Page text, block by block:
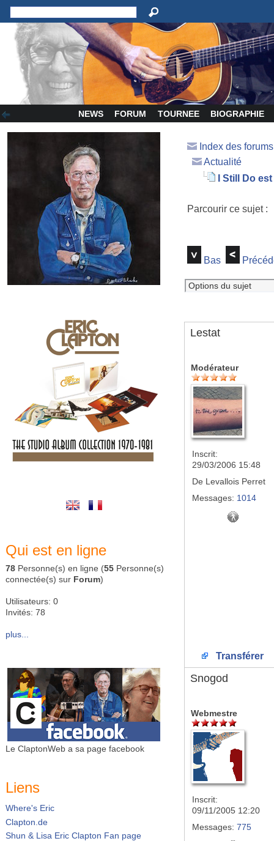
NEWS FORUM TOURNEE BIOGRAPHIE
Qui est en ligne
78 Personne(s) en ligne (55 Personne(s)
connectée(s) sur Forum)
Utilisateurs: 0
Invités: 78
plus...
Le ClaptonWeb a sa page facebook
Liens
Where's Eric
Clapton.de
Shun & Lisa Eric Clapton Fan page
Index des
Actualité
I Still Do
Parcourir ce sujet
Bas
Lestat
Modérateur
Inscrit:
29/03/2006 15:48
De Levallois Perret
Messages: 1014
Transférer
Snogod
Webmestre
Inscrit:
09/11/2005 12:20
Messages: 775